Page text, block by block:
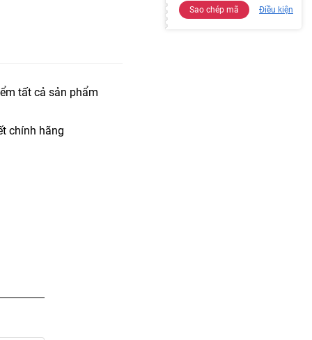
tất cả sản phẩm
chính hãng
Sao chép mã Điều kiện